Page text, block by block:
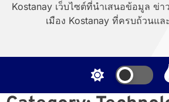
Kostanay เว็บไซต์ที่นำเสนอข้อมูล ข่
เมือง Kostanay ที่ครบถ้วนแ